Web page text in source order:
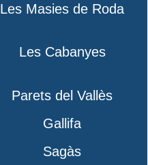
Les Masies de Roda
Les Cabanyes
Parets del Vallès
Gallifa
Sagàs